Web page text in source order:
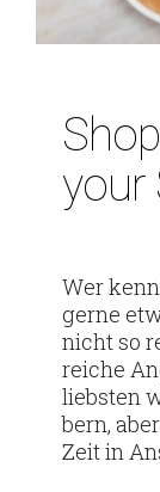
your
Wer
gerne
nicht so
reiche
liebsten
bern,
Zeit in